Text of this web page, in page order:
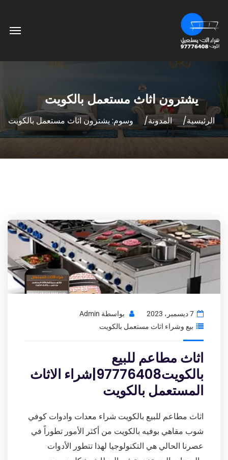
يشترون اثاث مستعمل بالكويت
الرئيسية المدونة وسوم: يشترون اثاث مستعمل بالكويت
7 ديسمبر، 2023 بواسطة Admin
بيع وشراء اثاث مستعمل بالكويت
اثاث مطاعم للبيع
بالكويت97776408|شراء الاثاث
المستعمل بالكويت
اثاث مطاعم للبيع بالكويت شراء معدات وادوات كوفي
شوب مقاهي بوفيه بالكويت من أكثر الأمور تطوراً في
عصرنا الحالي هي التكنولوجيا لهذا تتطور الأدوات